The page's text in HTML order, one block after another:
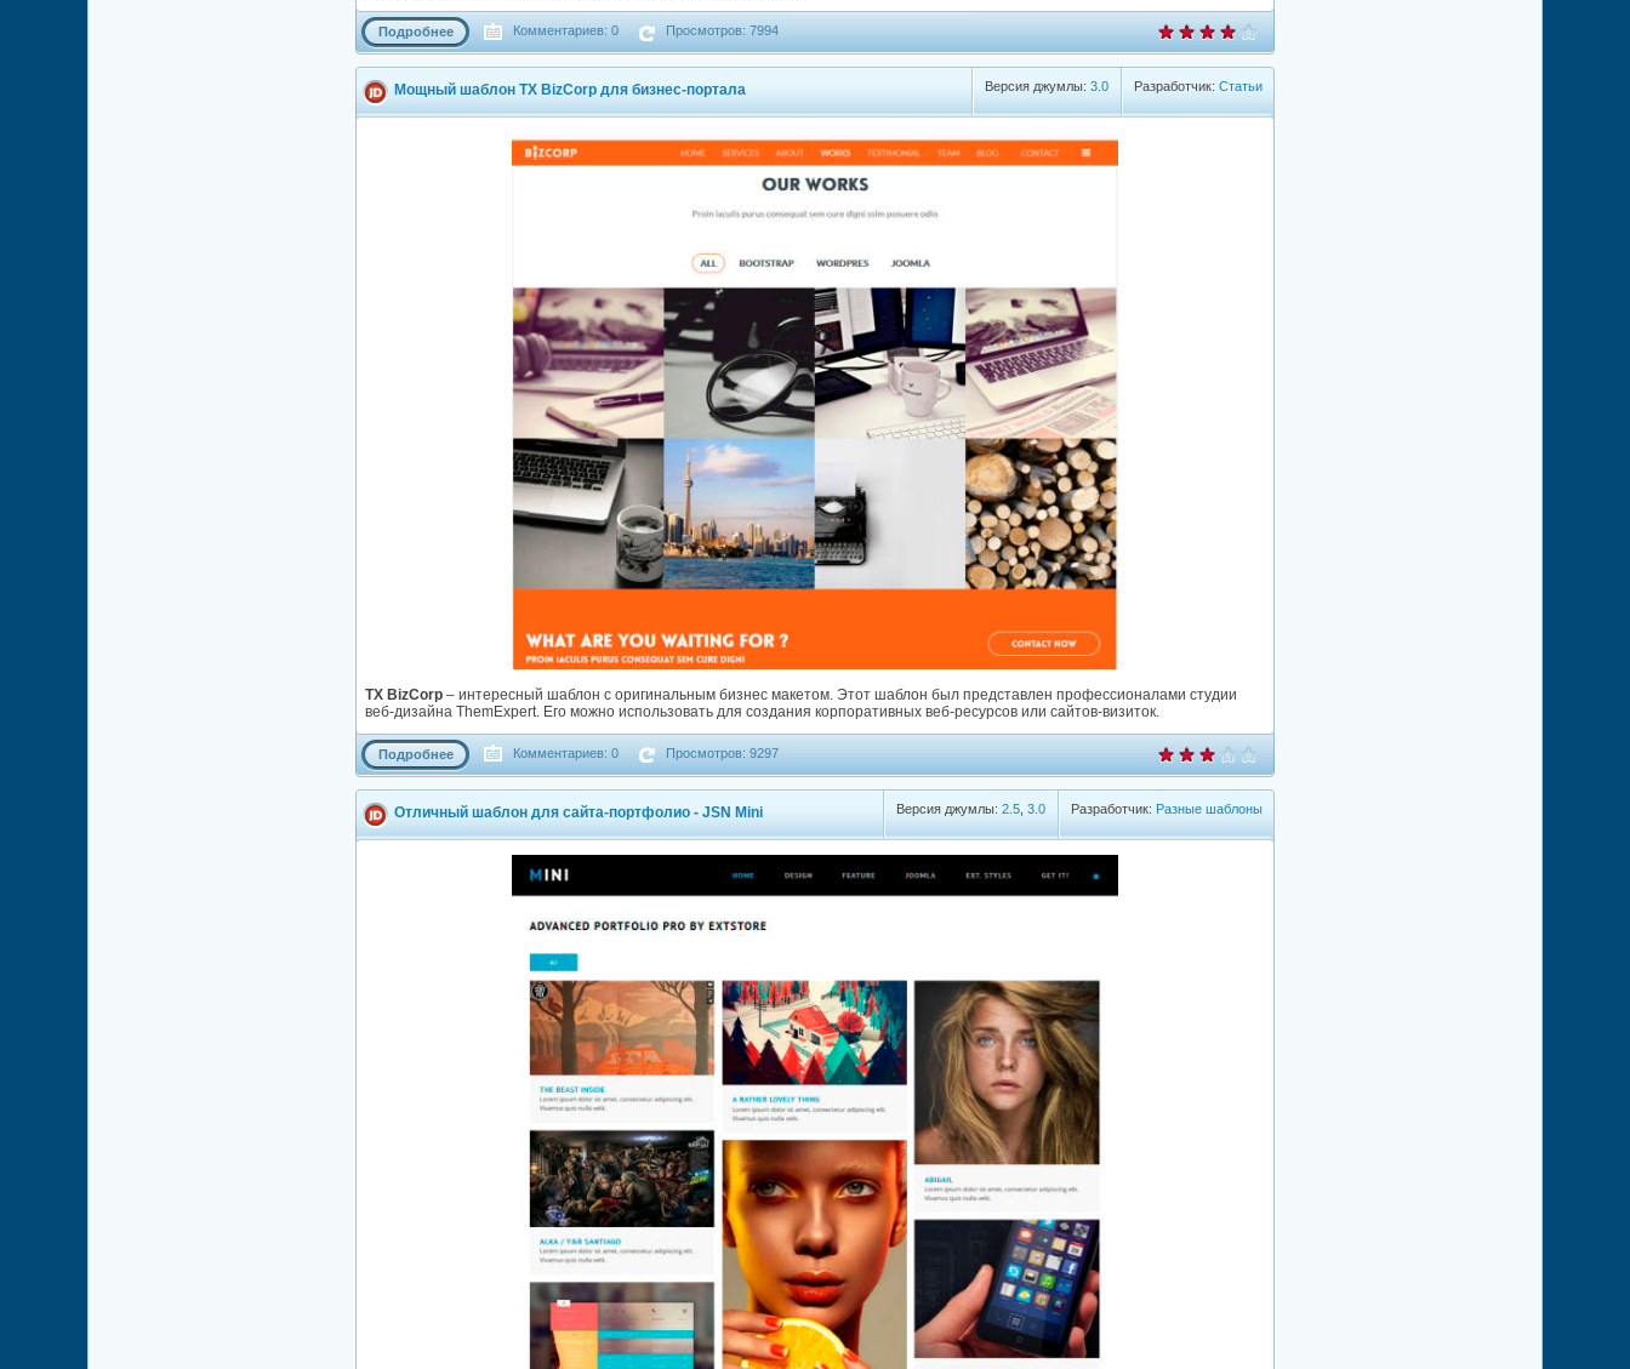
Подробнее Комментариев: 0 Просмотров: 7994
Разработчик: Статьи
Версия джумлы: 3.0
Мощный шаблон TX BizCorp для бизнес-портала
TX BizCorp – интересный шаблон с оригинальным бизнес макетом. Этот шаблон был представлен профессионалами студии
веб-дизайна ThemExpert. Его можно использовать для создания корпоративных веб-ресурсов или сайтов-визиток.
Подробнее Комментариев: 0 Просмотров: 9297
Разработчик: Разные шаблоны
Версия джумлы: 2.5 3.0
Отличный шаблон для сайта-портфолио - JSN Mini